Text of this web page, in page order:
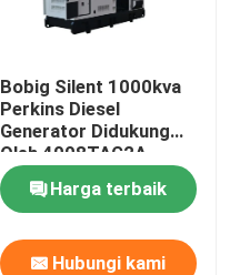
Bobig Silent 1000kva
Perkins Diesel
Generator Didukung
Oleh 4008TAG2A
Harga terbaik
Hubungi kami